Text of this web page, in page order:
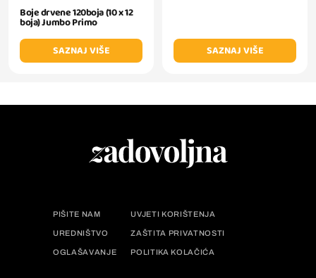
Boje drvene 120boja (10 x 12
boja) Jumbo Primo
SAZNAJ VIŠE
SAZNAJ VIŠE
PIŠITE NAM UVJETI KORIŠTENJA
UREDNIŠTVO ZAŠTITA PRIVATNOSTI
OGLAŠAVANJE POLITIKA KOLAČIĆA